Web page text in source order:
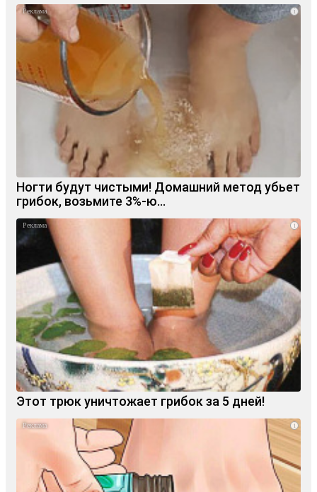
i
Ногти будут чистыми! Домашний метод убьет
грибок, возьмите 3%-ю…
i
Этот трюк уничтожает грибок за 5 дней!
i